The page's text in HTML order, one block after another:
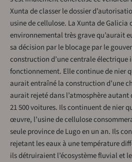
Xunta de classer le dossier
usine de cellulose. La Xunta de
environnemental très grave qu’aurait
sa décision par le blocage par le
construction d’une centrale électrique
fonctionnement. Elle continue de nier
aurait entraîné la construction d’une
aurait rejeté dans l’atmosphère autant
21 500 voitures. Ils continuent de nier
œuvre, l’usine de cellulose
seule province de Lugo en un an. Ils
rejetant les eaux à une température
ils détruiraient l’écosystème fluvial et